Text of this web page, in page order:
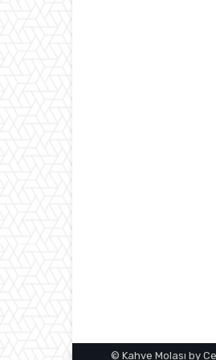
© Kahve Molası by